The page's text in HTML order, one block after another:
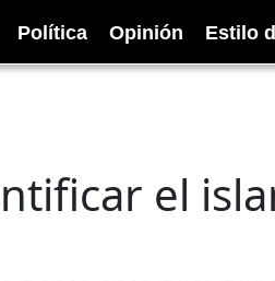
Política Opinión Estilo
el